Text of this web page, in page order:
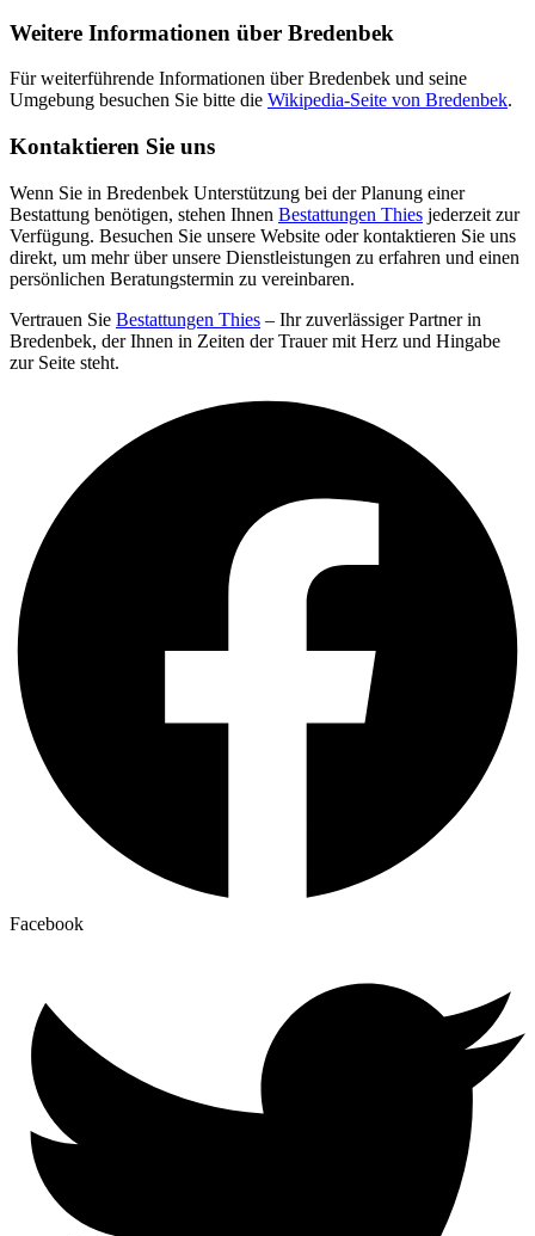
Weitere Informationen über Bredenbek
Für weiterführende Informationen über Bredenbek und seine
Umgebung besuchen Sie bitte die Wikipedia-Seite von Bredenbek.
Kontaktieren Sie uns
Wenn Sie in Bredenbek Unterstützung bei der Planung einer
Bestattung benötigen, stehen Ihnen Bestattungen Thies jederzeit zur
Verfügung. Besuchen Sie unsere Website oder kontaktieren Sie uns
direkt, um mehr über unsere Dienstleistungen zu erfahren und einen
persönlichen Beratungstermin zu vereinbaren.
Vertrauen Sie Bestattungen Thies – Ihr zuverlässiger Partner in
Bredenbek, der Ihnen in Zeiten der Trauer mit Herz und Hingabe
zur Seite steht.
Facebook